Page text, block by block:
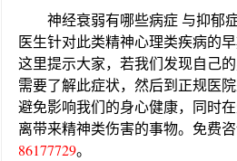
神经衰弱有哪些病症 与抑郁
医生针对此类精神心理类疾病的
这里提示大家，若我们发现自己
需要了解此症状，然后到正规医
避免影响我们的身心健康，同时
离带来精神类伤害的事物。免费咨
86177729。